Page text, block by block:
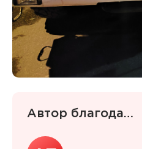
Автор благодарности